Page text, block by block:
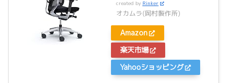
created by Rinker
オカムラ(岡村製作所)
Amazon
楽天市場
Yahooショッピング